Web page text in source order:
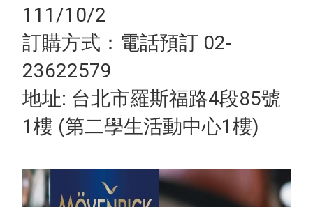
111/10/2
訂購方式：電話預訂 02-
23622579
地址: 台北市羅斯福路4段85號
1樓 (第二學生活動中心1樓)